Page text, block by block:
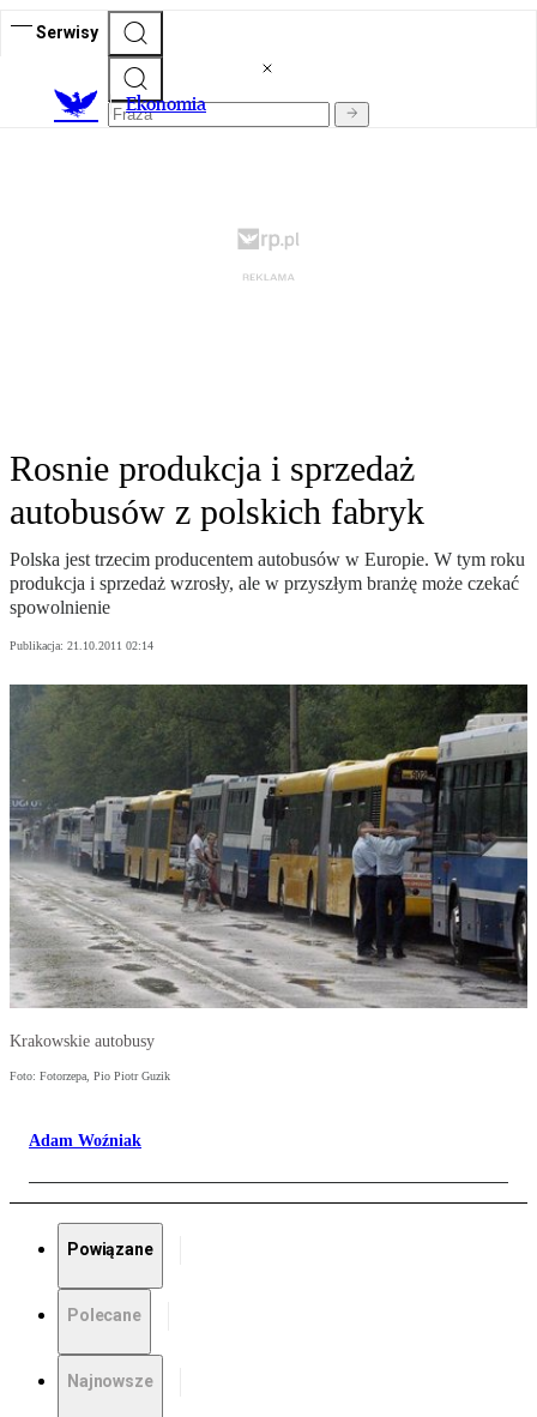
Serwisy
Ekonomia
Rosnie produkcja i sprzedaż
autobusów z polskich fabryk
Polska jest trzecim producentem autobusów w Europie. W tym roku
produkcja i sprzedaż wzrosły, ale w przyszłym branżę może czekać
spowolnienie
Publikacja: 21.10.2011 02:14
Krakowskie autobusy
Foto: Fotorzepa, Pio Piotr Guzik
Adam Woźniak
Powiązane
Polecane
Najnowsze